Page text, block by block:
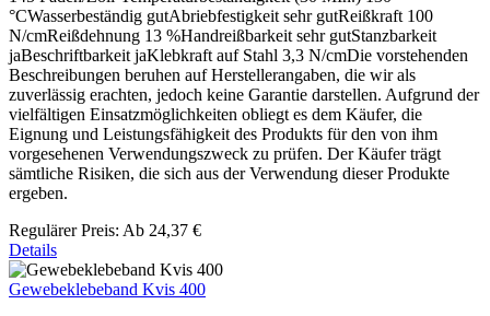
°CWasserbeständig gutAbriebfestigkeit sehr gutReißkraft 100
N/cmReißdehnung 13 %Handreißbarkeit sehr gutStanzbarkeit
jaBeschriftbarkeit jaKlebkraft auf Stahl 3,3 N/cmDie vorstehenden
Beschreibungen beruhen auf Herstellerangaben, die wir als
zuverlässig erachten, jedoch keine Garantie darstellen. Aufgrund der
vielfältigen Einsatzmöglichkeiten obliegt es dem Käufer, die
Eignung und Leistungsfähigkeit des Produkts für den von ihm
vorgesehenen Verwendungszweck zu prüfen. Der Käufer trägt
sämtliche Risiken, die sich aus der Verwendung dieser Produkte
ergeben.
Regulärer Preis: Ab 24,37 €
Details
Gewebeklebeband Kvis 400